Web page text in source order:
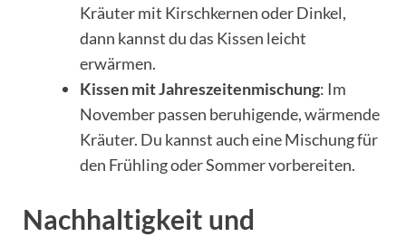
Kräuter mit Kirschkernen oder Dinkel,
dann kannst du das Kissen leicht
erwärmen.
Kissen mit Jahreszeitenmischung: Im
November passen beruhigende, wärmende
Kräuter. Du kannst auch eine Mischung für
den Frühling oder Sommer vorbereiten.
Nachhaltigkeit und